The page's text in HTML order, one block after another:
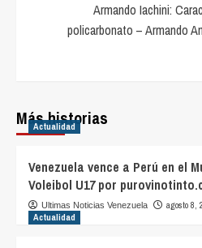
Armando Iachini:
policarbonato – Armando
Más historias
Actualidad
Venezuela vence a Perú en el
Voleibol U17 por
Ultimas Noticias Venezuela agosto 8,
Actualidad